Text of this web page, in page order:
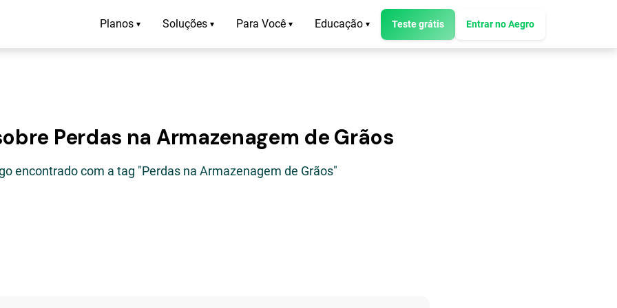
Planos ▾ Soluções ▾ Para Você ▾ Educação ▾ Teste grátis Entrar no Aegro
Perdas na Armazenagem de Grãos
encontrado com a tag "Perdas na Armazenagem de Grãos"